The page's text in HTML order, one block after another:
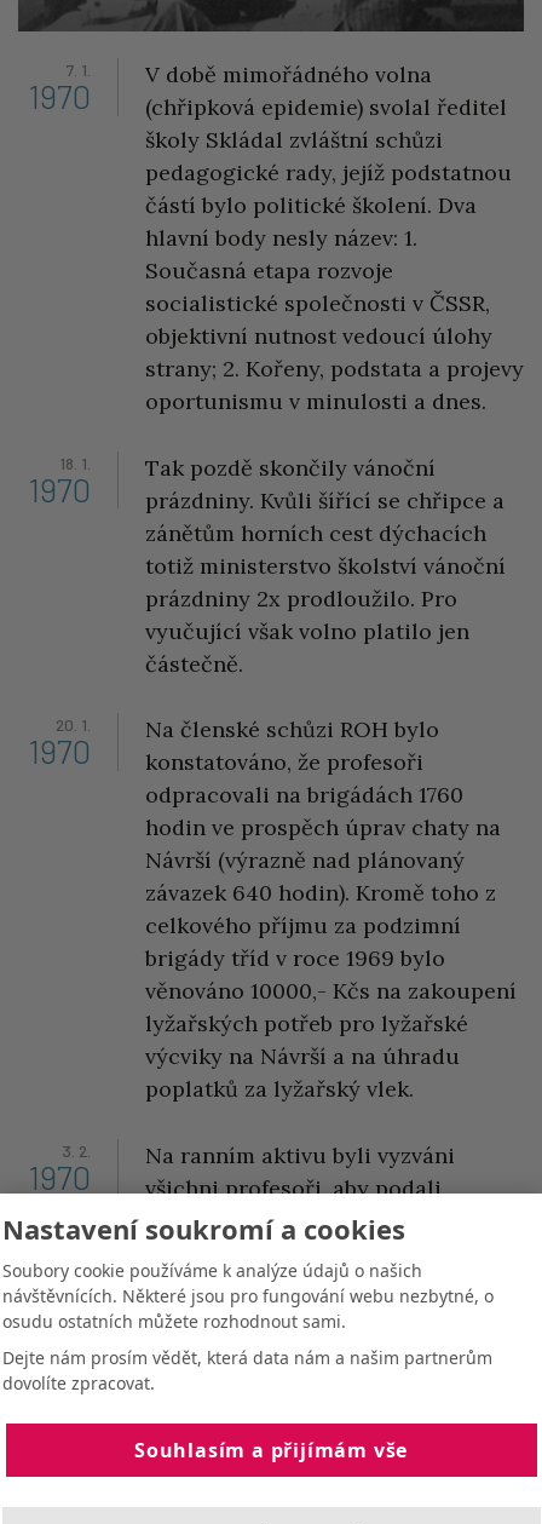
7. 1.
1970
V době mimořádného volna
(chřipková epidemie) svolal ředitel
školy Skládal zvláštní schůzi
pedagogické rady, jejíž podstatnou
částí bylo politické školení. Dva
hlavní body nesly název: 1.
Současná etapa rozvoje
socialistické společnosti v ČSSR,
objektivní nutnost vedoucí úlohy
strany; 2. Kořeny, podstata a projevy
oportunismu v minulosti a dnes.
18. 1.
1970
Tak pozdě skončily vánoční
prázdniny. Kvůli šířící se chřipce a
zánětům horních cest dýchacích
totiž ministerstvo školství vánoční
prázdniny 2x prodloužilo. Pro
vyučující však volno platilo jen
částečně.
20. 1.
1970
Na členské schůzi ROH bylo
konstatováno, že profesoři
odpracovali na brigádách 1760
hodin ve prospěch úprav chaty na
Návrší (výrazně nad plánovaný
závazek 640 hodin). Kromě toho z
celkového příjmu za podzimní
brigády tříd v roce 1969 bylo
věnováno 10000,- Kčs na zakoupení
lyžařských potřeb pro lyžařské
výcviky na Návrší a na úhradu
poplatků za lyžařský vlek.
3. 2.
1970
Na ranním aktivu byli vyzváni
všichni profesoři, aby podali
písemnou sebekritiku své činnosti
centrálně na všech školách na
základě pokynů nadřízených
orgánů). V dubnu muselo vedení
odeslat na KNV v Ostravě inventuru
orgánům organizace na škole v
letech 1968-1969.
Nastavení soukromí a cookies
Soubory cookie používáme k analýze údajů o našich
návštěvnících. Některé jsou pro fungování webu nezbytné, o
osudu ostatních můžete rozhodnout sami.
Dejte nám prosím vědět, která data nám a našim partnerům
dovolíte zpracovat.
Souhlasím a přijímám vše